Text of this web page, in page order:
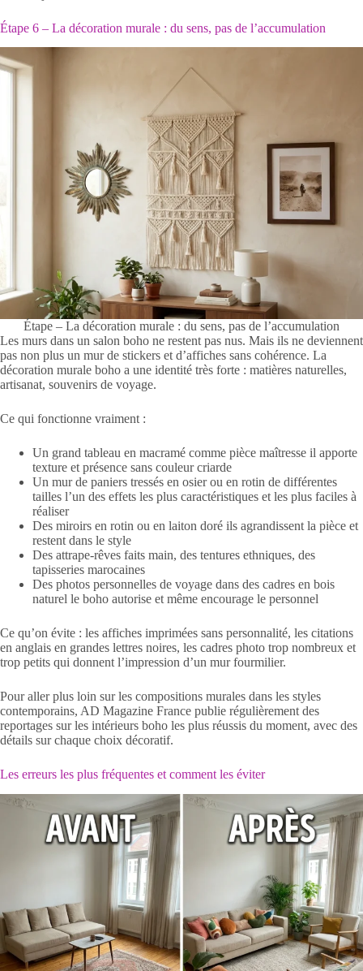
Étape 6 – La décoration murale : du sens, pas de l’accumulation
Étape – La décoration murale : du sens, pas de l’accumulation
Les murs dans un salon boho ne restent pas nus. Mais ils ne deviennent
pas non plus un mur de stickers et d’affiches sans cohérence. La
décoration murale boho a une identité très forte : matières naturelles,
artisanat, souvenirs de voyage.
Ce qui fonctionne vraiment :
Un grand tableau en macramé comme pièce maîtresse il apporte
texture et présence sans couleur criarde
Un mur de paniers tressés en osier ou en rotin de différentes
tailles l’un des effets les plus caractéristiques et les plus faciles à
réaliser
Des miroirs en rotin ou en laiton doré ils agrandissent la pièce et
restent dans le style
Des attrape-rêves faits main, des tentures ethniques, des
tapisseries marocaines
Des photos personnelles de voyage dans des cadres en bois
naturel le boho autorise et même encourage le personnel
Ce qu’on évite : les affiches imprimées sans personnalité, les citations
en anglais en grandes lettres noires, les cadres photo trop nombreux et
trop petits qui donnent l’impression d’un mur fourmilier.
Pour aller plus loin sur les compositions murales dans les styles
contemporains, AD Magazine France publie régulièrement des
reportages sur les intérieurs boho les plus réussis du moment, avec des
détails sur chaque choix décoratif.
Les erreurs les plus fréquentes et comment les éviter